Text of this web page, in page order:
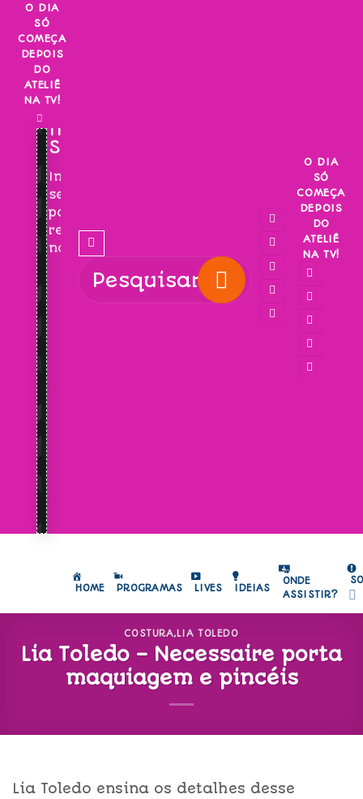
Skip
content
O DIA
SÓ
COMEÇA
DEPOIS
DO
ATELIÊ
NA TV!
INSCREVA-
SE!
Inscreva-
se
para
receber
novidades!
O DIA
SÓ
COMEÇA
DEPOIS
DO
ATELIÊ
NA TV!
HOME PROGRAMAS LIVES IDEIAS
ONDE
ASSISTIR?
COSTURA, LIA TOLEDO
Lia Toledo – Necessaire porta
maquiagem e pincéis
Lia Toledo ensina os detalhes desse